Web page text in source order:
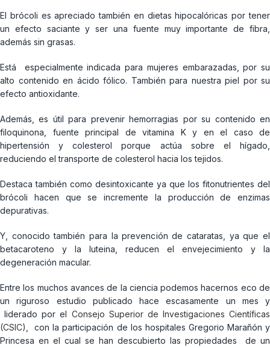
El brócoli es apreciado también en dietas hipocalóricas por tener
un efecto saciante y ser una fuente muy importante de fibra,
además sin grasas.
Está especialmente indicada para mujeres embarazadas, por su
alto contenido en ácido fólico. También para nuestra piel por su
efecto antioxidante.
Además, es útil para prevenir hemorragias por su contenido en
filoquinona, fuente principal de vitamina K y en el caso de
hipertensión y colesterol porque actúa sobre el hígado,
reduciendo el transporte de colesterol hacia los tejidos.
Destaca también como desintoxicante ya que los fitonutrientes del
brócoli hacen que se incremente la producción de enzimas
depurativas.
Y, conocido también para la prevención de cataratas, ya que el
betacaroteno y la luteina, reducen el envejecimiento y la
degeneración macular.
Entre los muchos avances de la ciencia podemos hacernos eco de
un riguroso estudio publicado hace escasamente un mes y
liderado por el Consejo Superior de Investigaciones Científicas
(CSIC),
con la participación de los hospitales Gregorio Marañón y
Princesa en el cual se han descubierto las propiedades de un